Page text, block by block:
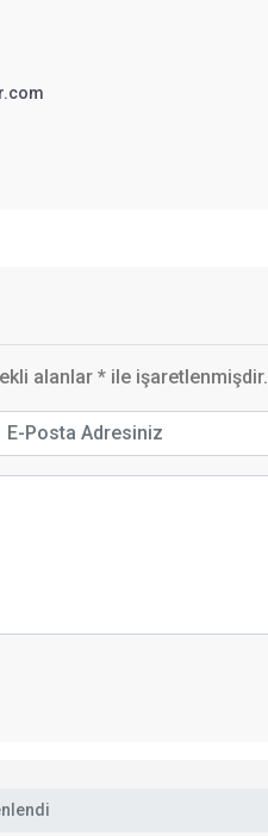
alanlar * ile işaretlenmişdir.